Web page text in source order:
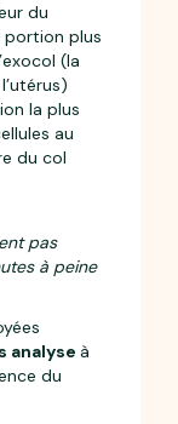
du
portion plus
(la
la plus
au
du col
pas
à peine
analyseà
du